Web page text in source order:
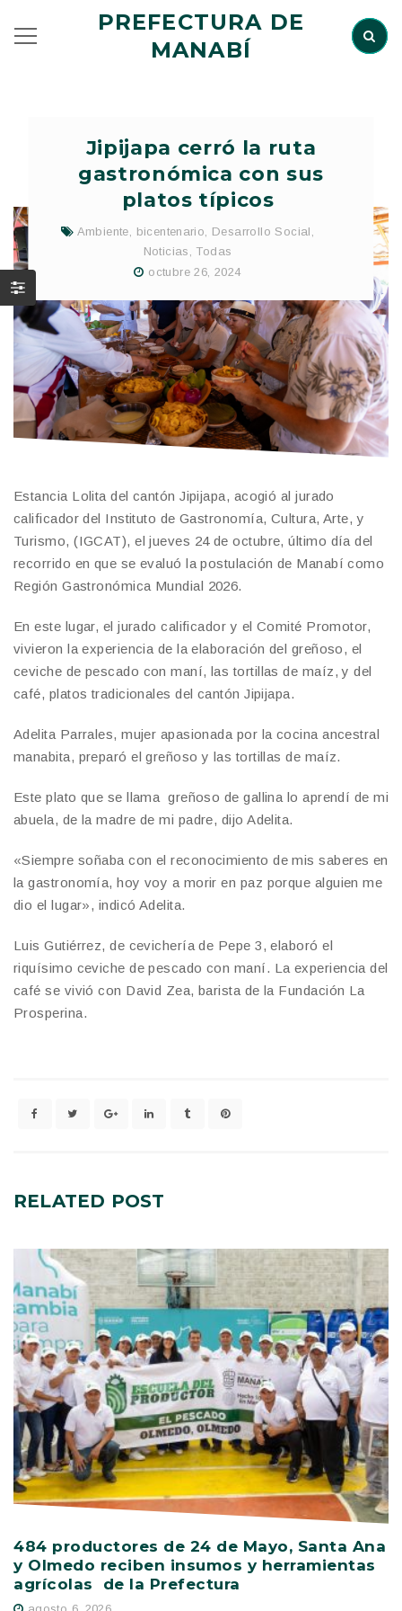
PREFECTURA DE
MANABÍ
Jipijapa cerró la ruta
gastronómica con sus
platos típicos
Ambiente, bicentenario, Desarrollo Social ,
Noticias , Todas
octubre 26, 2024
Estancia Lolita del cantón Jipijapa, acogió al jurado
calificador del Instituto de Gastronomía, Cultura, Arte, y
Turismo, (IGCAT), el jueves 24 de octubre, último día del
recorrido en que se evaluó la postulación de Manabí como
Región Gastronómica Mundial 2026.
En este lugar, el jurado calificador y el Comité Promotor,
vivieron la experiencia de la elaboración del greñoso, el
ceviche de pescado con maní, las tortillas de maíz, y del
café, platos tradicionales del cantón Jipijapa.
Adelita Parrales, mujer apasionada por la cocina ancestral
manabita, preparó el greñoso y las tortillas de maíz.
Este plato que se llama greñoso de gallina lo aprendí de mi
abuela, de la madre de mi padre, dijo Adelita.
«Siempre soñaba con el reconocimiento de mis saberes en
la gastronomía, hoy voy a morir en paz porque alguien me
dio el lugar», indicó Adelita.
Luis Gutiérrez, de cevichería de Pepe 3, elaboró el
riquísimo ceviche de pescado con maní. La experiencia del
café se vivió con David Zea, barista de la Fundación La
Prosperina.
RELATED POST
484 productores de 24 de Mayo, Santa Ana
y Olmedo reciben insumos y herramientas
agrícolas de la Prefectura